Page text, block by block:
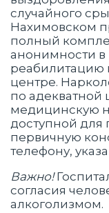
случайного
Нахимовском
полный
анонимности в
центре.
по адекватной
медицинскую
доступной для
первичную
телефону,
Важно!
согласия
алкоголизмом.